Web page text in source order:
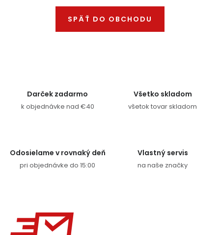
Domácnosť
Ochranné pracovné pomôcky
Značky
Servis náradia Hodnotenie obchodu
Kontakty
SPÄŤ DO OBCHODU
Darček zadarmo
k objednávke nad €40
Všetko skladom
všetok tovar skladom
Odosielame v rovnaký deň
pri objednávke do 15:00
Vlastný servis
na naše značky